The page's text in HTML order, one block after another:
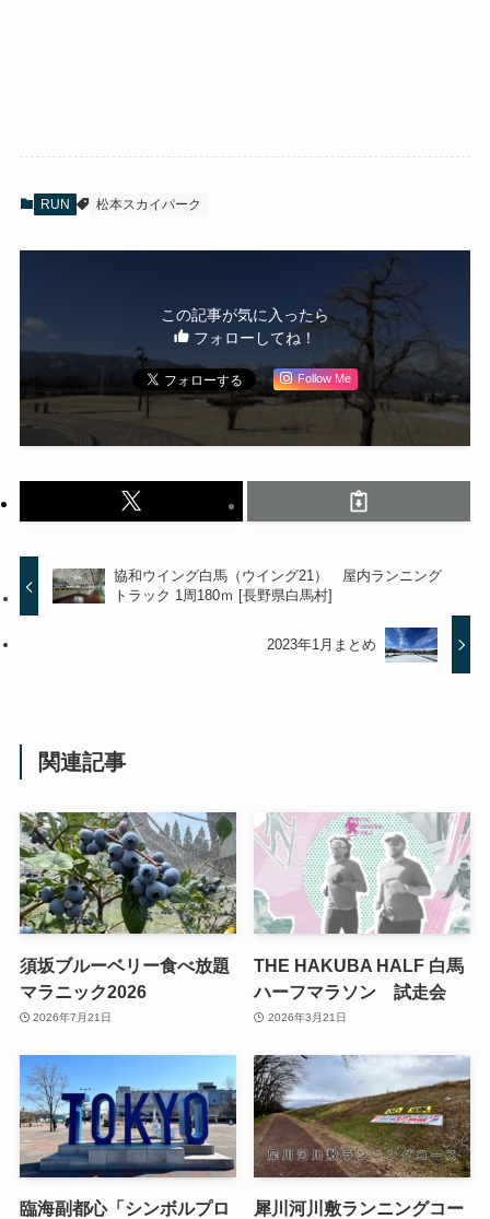
RUN 松本スカイパーク
この記事が気に入ったら
フォローしてね！
Follow Me
協和ウイング白馬（ウイング21） 屋内ランニング
トラック 1周180ｍ [長野県白馬村]
2023年1月まとめ
関連記事
須坂ブルーベリー食べ放題
マラニック2026
2026年7月21日
THE HAKUBA HALF 白馬
ハーフマラソン 試走会
2026年3月21日
臨海副都心「シンボルプロ
犀川河川敷ランニングコー